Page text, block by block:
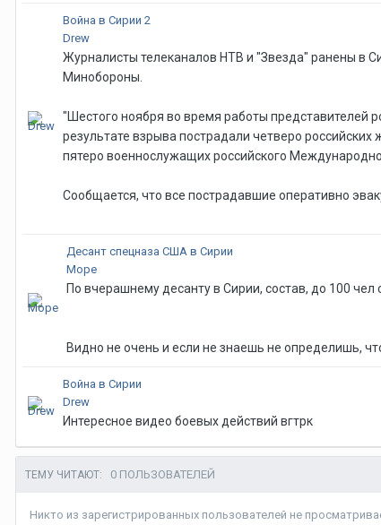
Война в Сирии 2
Drew
Журналисты телеканалов НТВ и "Звезда" ранены в
Минобороны.
"Шестого ноября во время работы представителей
результате взрыва пострадали четверо
пятеро военнослужащих российского
Сообщается, что все пострадавшие оперативно
Десант спецназа США в Сирии
Море
По вчерашнему десанту в Сирии, состав, до 100
Видно не очень и если не знаешь не определишь,
Война в Сирии
Drew
Интересное видео боевых действий вгтрк
ТЕМУ ЧИТАЮТ: 0 ПОЛЬЗОВАТЕЛЕЙ
Никто из зарегистрированных пользователей не